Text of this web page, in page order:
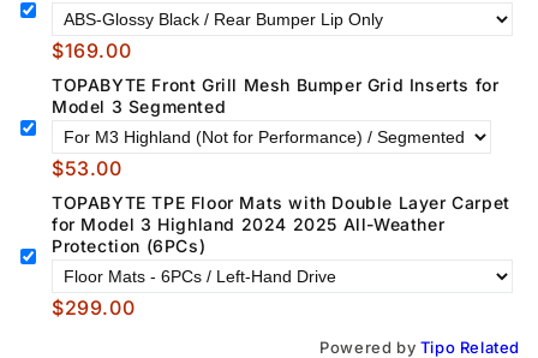
$169.00
TOPABYTE Front Grill Mesh Bumper Grid Inserts for
Model 3 Segmented
$53.00
TOPABYTE TPE Floor Mats with Double Layer Carpet
for Model 3 Highland 2024 2025 All-Weather
Protection (6PCs)
$299.00
Powered by Tipo Related